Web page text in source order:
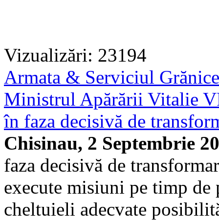
Vizualizări: 23194
Armata & Serviciul
Ministrul Apărării Vitalie
în faza decisivă de
Chisinau, 2 Septembrie
faza decisivă de
execute misiuni pe timp
cheltuieli adecvate